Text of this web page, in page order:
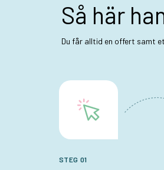
Så här
Du får alltid en offert samt
STEG 01